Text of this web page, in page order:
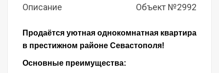
Описание Объект №2992
Продаётся уютная однокомнатная квартира
в престижном районе Севастополя!
Основные преимущества: